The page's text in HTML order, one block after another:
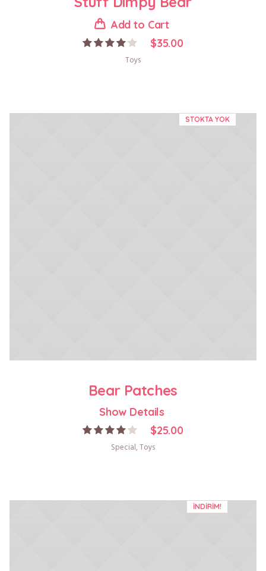
Add to Cart
$35.00
Toys
STOKTA YOK
Bear Patches
Show Details
$25.00
Special,Toys
İNDIRIM!